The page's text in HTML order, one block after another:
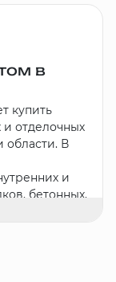
в
купить
отделочных
области. В
и
бетонных,
Мы